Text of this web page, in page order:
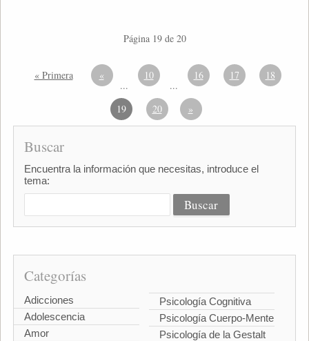
Página 19 de 20
« Primera «
...
10
...
16 17 18
19 20 »
Buscar
Encuentra la información que necesitas, introduce el
tema:
Categorías
Adicciones
Adolescencia
Amor
Psicología Cognitiva
Psicología Cuerpo-Mente
Psicología de la Gestalt